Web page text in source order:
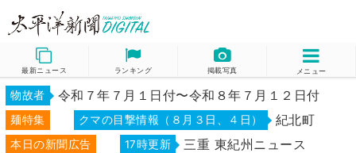
最新ニュース ランキング 掲載写真 メニュー
物故者 令和７年７月１日付〜令和８年７月１２日付
麺特集 クマの目撃情報（８月３日、４日） 紀北町
本日の新聞広告 17時更新 三重 東紀州ニュース